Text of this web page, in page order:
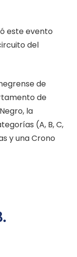
este evento
del
de
de
la
(A, B, C,
y una Crono